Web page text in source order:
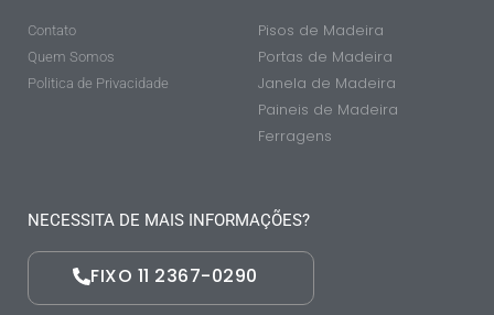
Contato
Quem Somos
Politica de Privacidade
Pisos de Madeira
Portas de Madeira
Janela de Madeira
Paineis de Madeira
Ferragens
NECESSITA DE MAIS INFORMAÇÕES?
FIXO 11 2367-0290